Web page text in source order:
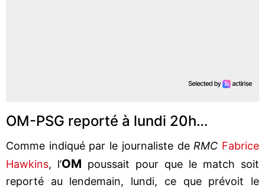
OM-PSG reporté à lundi 20h…
Comme indiqué par le journaliste de RMC Fabrice
Hawkins, l’OM poussait pour que le match soit
reporté au lendemain, lundi, ce que prévoit le